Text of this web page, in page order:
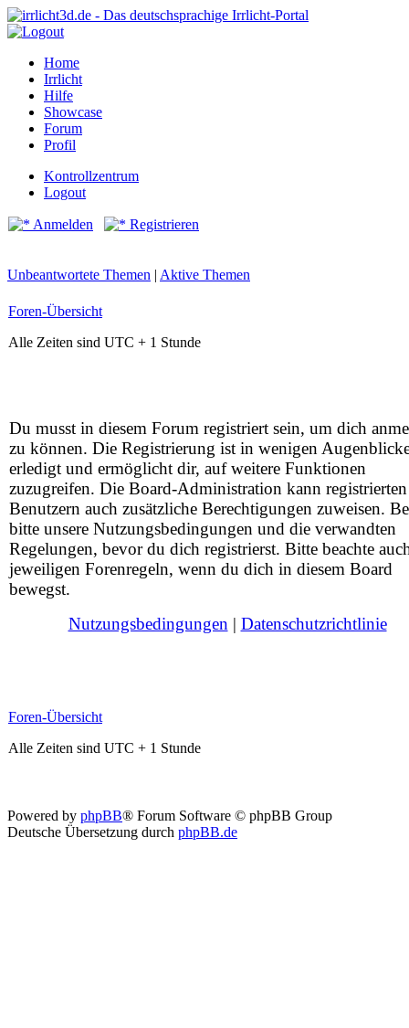
Home
Irrlicht
Hilfe
Showcase
Forum
Profil
Kontrollzentrum
Logout
Anmelden Registrieren
Unbeantwortete Themen | Aktive Themen
Foren-Übersicht
Alle Zeiten sind UTC + 1 Stunde
Du musst in diesem Forum registriert sein, um dich
zu können. Die Registrierung ist in wenigen
erledigt und ermöglicht dir, auf weitere Funktionen
zuzugreifen. Die Board-Administration kann registrierten
Benutzern auch zusätzliche Berechtigungen zuweisen.
bitte unsere Nutzungsbedingungen und die verwandten
Regelungen, bevor du dich registrierst. Bitte beachte
jeweiligen Forenregeln, wenn du dich in diesem Board
bewegst.
Nutzungsbedingungen | Datenschutzrichtlinie
Foren-Übersicht
Alle Zeiten sind UTC + 1 Stunde
Powered by phpBB® Forum Software © phpBB Group
Deutsche Übersetzung durch phpBB.de